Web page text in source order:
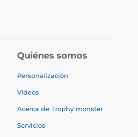
Quiénes somos
Personalización
Vídeos
Acerca de Trophy monster
Servicios